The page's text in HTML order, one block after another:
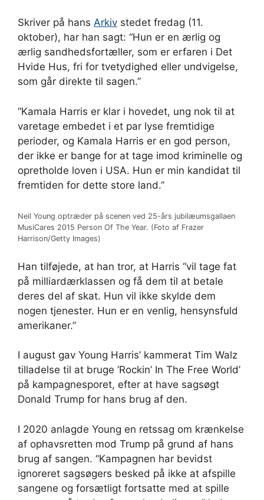
Skriver på hans Arkiv stedet fredag ​​(11.
oktober), har han sagt: “Hun er en ærlig og
ærlig sandhedsfortæller, som er erfaren i Det
Hvide Hus, fri for tvetydighed eller undvigelse,
som går direkte til sagen.”
“Kamala Harris er klar i hovedet, ung nok til at
varetage embedet i et par lyse fremtidige
perioder, og Kamala Harris er en god person,
der ikke er bange for at tage imod kriminelle og
opretholde loven i USA. Hun er min kandidat til
fremtiden for dette store land.”
Neil Young optræder på scenen ved 25-års jubilæumsgallaen
MusiCares 2015 Person Of The Year. (Foto af Frazer
Harrison/Getty Images)
Han tilføjede, at han tror, ​​at Harris “vil tage fat
på milliardærklassen og få dem til at betale
deres del af skat. Hun vil ikke skylde dem
nogen tjenester. Hun er en venlig, hensynsfuld
amerikaner.”
I august gav Young Harris’ kammerat Tim Walz
tilladelse til at bruge ‘Rockin’ In The Free World’
på kampagnesporet, efter at have sagsøgt
Donald Trump for hans brug af den.
I 2020 anlagde Young en retssag om krænkelse
af ophavsretten mod Trump på grund af hans
brug af sangen. “Kampagnen har bevidst
ignoreret sagsøgers besked på ikke at afspille
sangene og forsætligt fortsatte med at spille